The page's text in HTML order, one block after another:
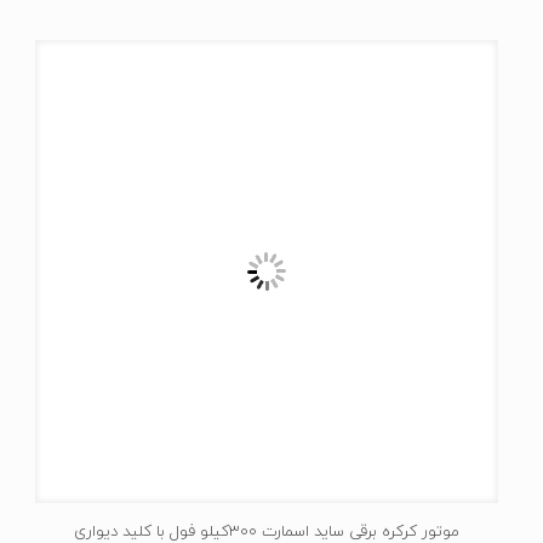
موتور کرکره برقی ساید اسمارت 300کیلو فول با کلید دیواری